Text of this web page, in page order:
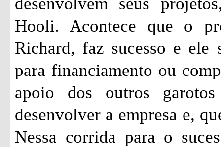
Hooli. Acontece que o
Richard, faz sucesso e ele
para financiamento ou
apoio dos outros
desenvolver a empresa e,
Nessa corrida para o